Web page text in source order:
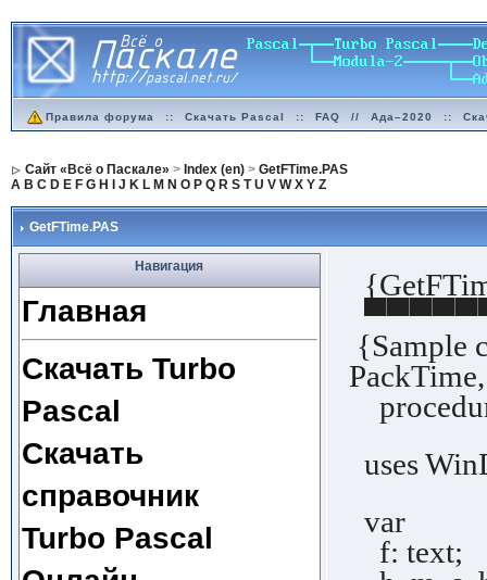
Правила форума :: Скачать Pascal :: FAQ // Ада–2020 ::
Сайт «Всё о Паскале» > Index (en)> GetFTime.PAS
A B C D E F G H J K L M N O P Q R S T U V W X Y Z
GetFTime.PAS
Навигация
Главная
Скачать Turbo
Pascal
Скачать
справочник
Turbo Pascal
{Sample
uses
var
f: text;